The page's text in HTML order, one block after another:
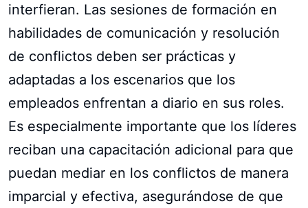
interfieran. Las sesiones de formación en
habilidades de comunicación y resolución
de conflictos deben ser prácticas y
adaptadas a los escenarios que los
empleados enfrentan a diario en sus roles.
Es especialmente importante que los líderes
reciban una capacitación adicional para que
puedan mediar en los conflictos de manera
imparcial y efectiva, asegurándose de que